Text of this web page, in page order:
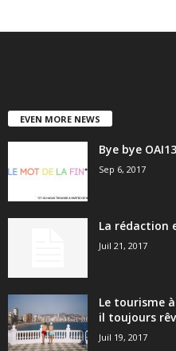
EVEN MORE NEWS
Bye bye
Sep 6, 2017
La rédaction
Juil 21, 2017
Le tourisme
il toujours
Juil 19, 2017